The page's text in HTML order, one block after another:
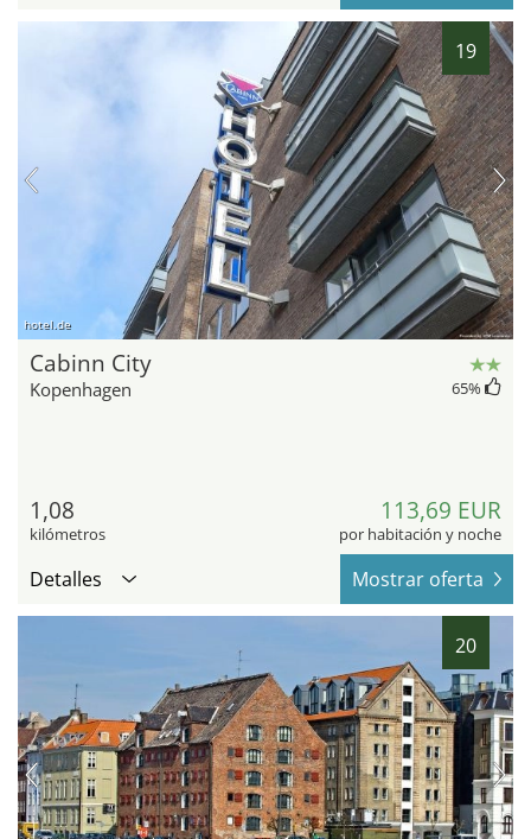
19
hotel.de
Cabinn City
Kopenhagen 65%
1,08
kilómetros
113,69 EUR
por habitación y noche
Detalles Mostrar oferta
20